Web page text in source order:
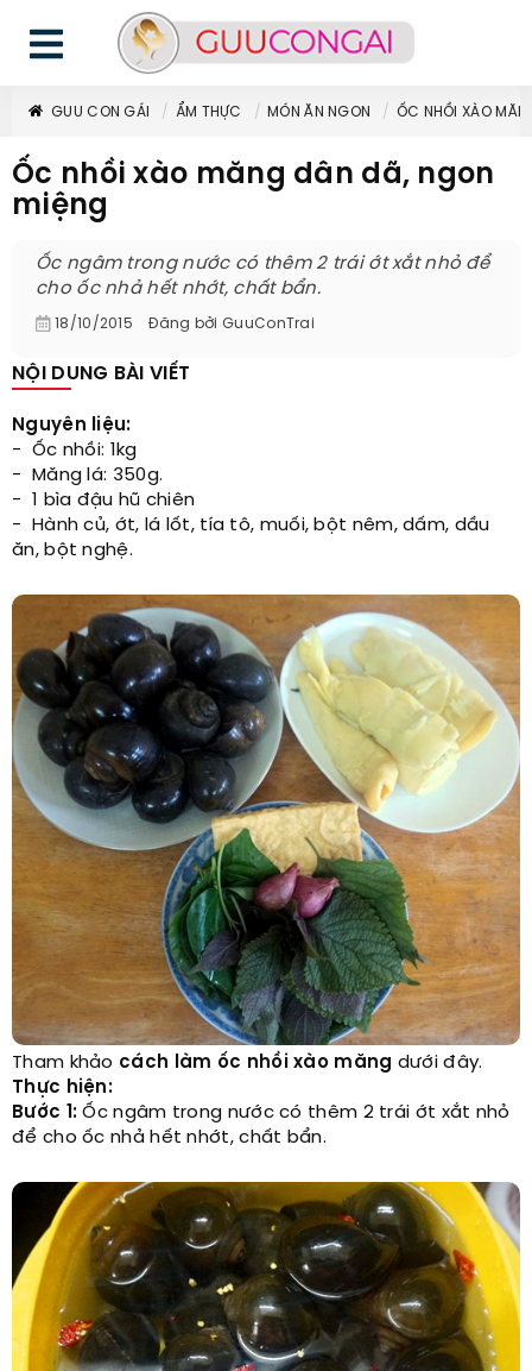
GUU CON GÁI ẨM THỰC MÓN ĂN NGON ỐC NHỒI XÀO
Ốc nhồi xào măng dân dã, ngon
miệng
Ốc ngâm trong nước có thêm 2 trái ớt xắt nhỏ để
cho ốc nhả hết nhớt, chất bẩn.
18/10/2015 Đăng bởi GuuConTrai
NỘI DUNG BÀI VIẾT
Nguyên liệu:
- Ốc nhồi: 1kg
- Măng lá: 350g.
- 1 bìa đậu hũ chiên
- Hành củ, ớt, lá lốt, tía tô, muối, bột nêm, dấm, dầu
ăn, bột nghệ.
Tham khảo cách làm ốc nhồi xào măng dưới đây.
Thực hiện:
Bước 1: Ốc ngâm trong nước có thêm 2 trái ớt xắt nhỏ
để cho ốc nhả hết nhớt, chất bẩn.